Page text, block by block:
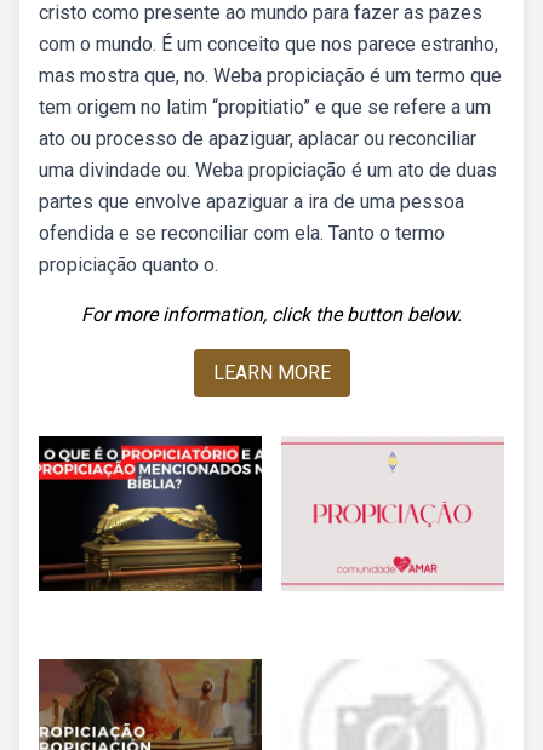
cristo como presente ao mundo para fazer as pazes
com o mundo. É um conceito que nos parece estranho,
mas mostra que, no. Weba propiciação é um termo que
tem origem no latim “propitiatio” e que se refere a um
ato ou processo de apaziguar, aplacar ou reconciliar
uma divindade ou. Weba propiciação é um ato de duas
partes que envolve apaziguar a ira de uma pessoa
ofendida e se reconciliar com ela. Tanto o termo
propiciação quanto o.
For more information, click the button below.
LEARN MORE